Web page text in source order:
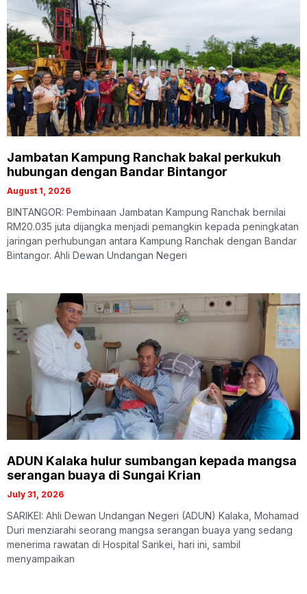
Jambatan Kampung Ranchak bakal perkukuh
hubungan dengan Bandar Bintangor
August 1, 2026
BINTANGOR: Pembinaan Jambatan Kampung Ranchak bernilai
RM20.035 juta dijangka menjadi pemangkin kepada peningkatan
jaringan perhubungan antara Kampung Ranchak dengan Bandar
Bintangor. Ahli Dewan Undangan Negeri
ADUN Kalaka hulur sumbangan kepada mangsa
serangan buaya di Sungai Krian
July 31, 2026
SARIKEI: Ahli Dewan Undangan Negeri (ADUN) Kalaka, Mohamad
Duri menziarahi seorang mangsa serangan buaya yang sedang
menerima rawatan di Hospital Sarikei, hari ini, sambil
menyampaikan